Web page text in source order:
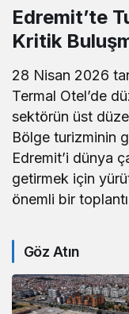
Edremit’te
Kritik
28 Nisan 2026
Termal Otel’de
sektörün üst
Bölge turizminin
Edremit’i dünya
getirmek için
önemli bir
Göz Atın